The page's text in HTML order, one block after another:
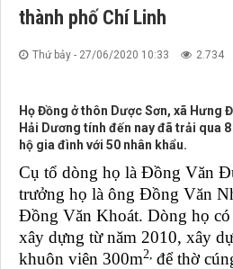
thành phố Chí Linh
Thứ bảy - 27/06/2020 10:33 2.734
Họ Đồng ở thôn Dược Sơn, xã Hưng
Hải Dương tính đến nay đã trải qua
hộ gia đình với 50 nhân khẩu.
Cụ tổ dòng họ là Đồng Văn
trưởng họ là ông Đồng Văn
Đồng Văn Khoát. Dòng họ
xây dựng từ năm 2010, xây
khuôn viên 300m2, để thờ